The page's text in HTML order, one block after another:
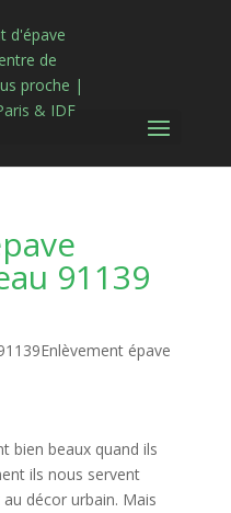
91139
épave
bien beaux quand ils
ils nous servent
décor urbain. Mais